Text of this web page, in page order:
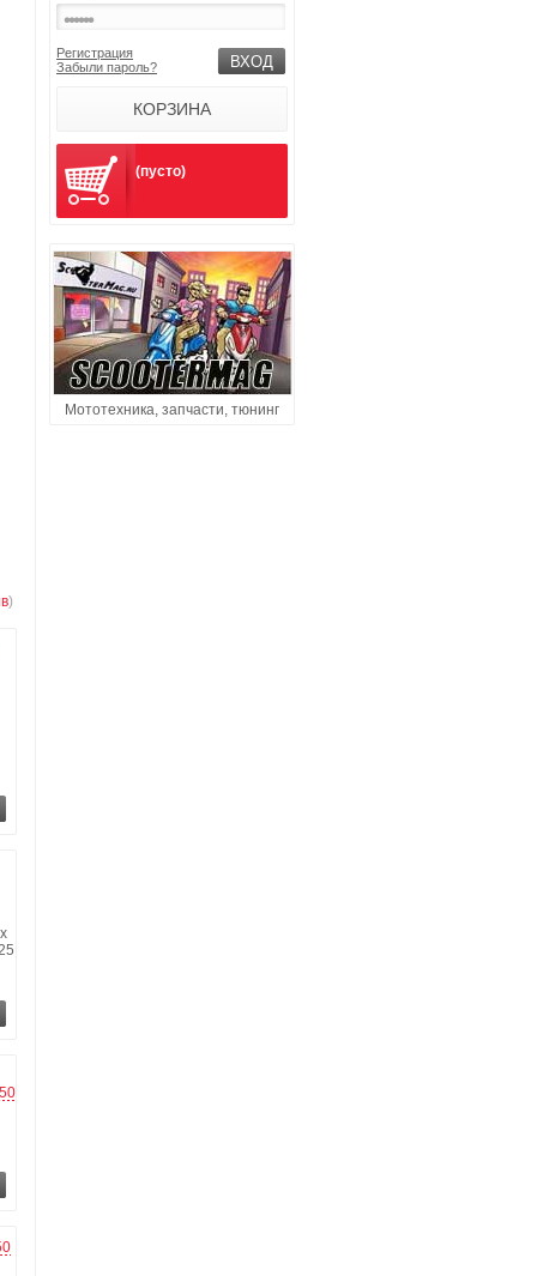
)
Регистрация
Забыли пароль?
КОРЗИНА
(пусто)
Мототехника, запчасти, тюнинг